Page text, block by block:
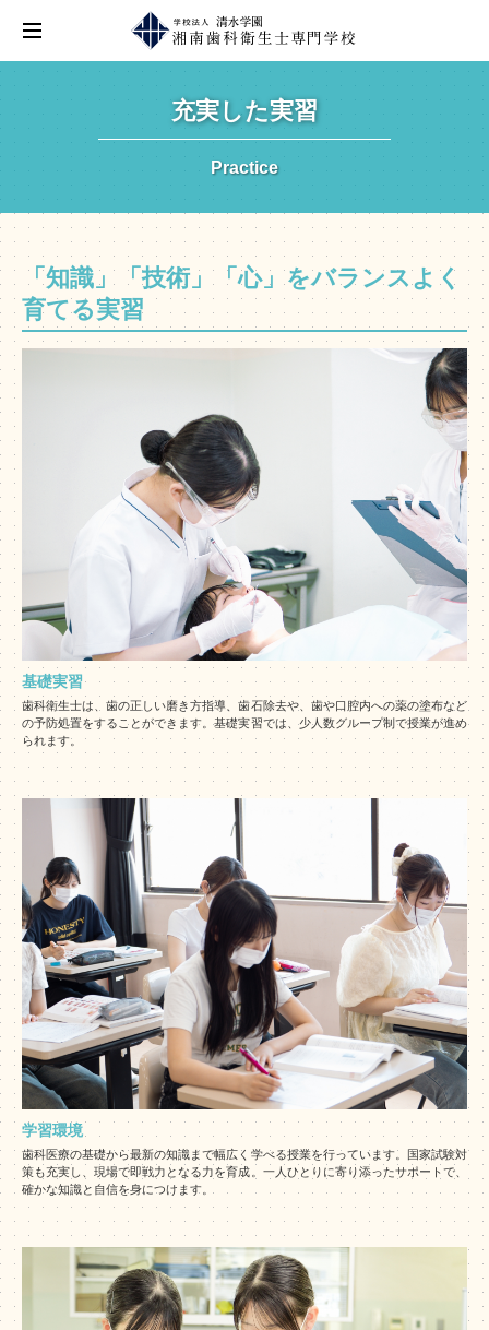
充実した実習
Practice
「知識」「技術」「心」をバランスよく
育てる実習
基礎実習
歯科衛生士は、歯の正しい磨き方指導、歯石除去や、歯や口腔内への薬の塗布など
の予防処置をすることができます。基礎実習では、少人数グループ制で授業が進め
られます。
学習環境
歯科医療の基礎から最新の知識まで幅広く学べる授業を行っています。国家試験対
策も充実し、現場で即戦力となる力を育成。一人ひとりに寄り添ったサポートで、
確かな知識と自信を身につけます。